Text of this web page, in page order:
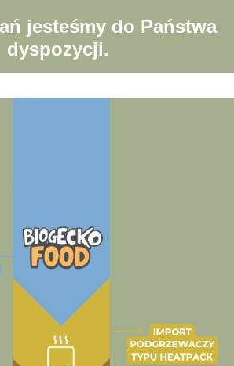
jesteśmy do Państwa
dyspozycji.